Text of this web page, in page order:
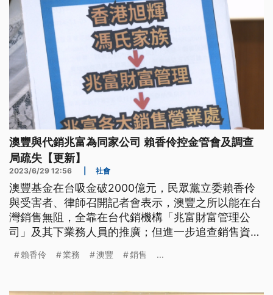
澳豐與代銷兆富為同家公司 賴香伶控金管會及調查
局疏失【更新】
2023/6/29 12:56 社會
澳豐基金在台吸金破2000億元，民眾黨立委賴香伶
與受害者、律師召開記者會表示，澳豐之所以能在台
灣銷售無阻，全靠在台代銷機構「兆富財富管理公
司」及其下業務人員的推廣；但進一步追查銷售資料
至利用金管會及調查局疏漏，於偵辦期間將吸金數額
賴香伶 業務 澳豐 銷售 ...